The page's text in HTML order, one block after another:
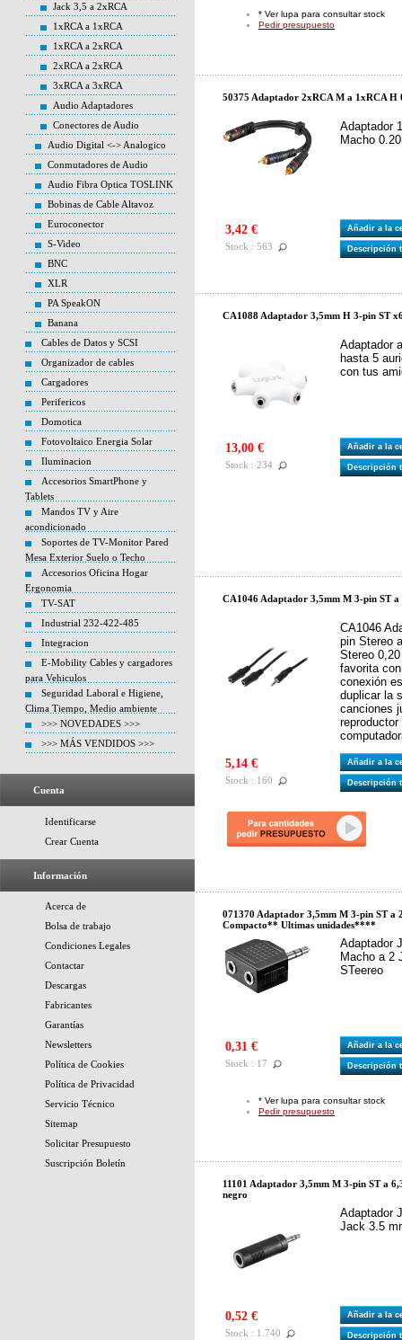
Jack 3,5 a 2xRCA
1xRCA a 1xRCA
1xRCA a 2xRCA
2xRCA a 2xRCA
3xRCA a 3xRCA
Audio Adaptadores
Conectores de Audio
Audio Digital <-> Analogico
Conmutadores de Audio
Audio Fibra Optica TOSLINK
Bobinas de Cable Altavoz
Euroconector
S-Video
BNC
XLR
PA SpeakON
Banana
Cables de Datos y SCSI
Organizador de cables
Cargadores
Perifericos
Domotica
Fotovoltaico Energia Solar
Iluminacion
Accesorios SmartPhone y
Tablets
Mandos TV y Aire
acondicionado
Soportes de TV-Monitor Pared
Mesa Exterior Suelo o Techo
Accesorios Oficina Hogar
Ergonomia
TV-SAT
Industrial 232-422-485
Integracion
E-Mobility Cables y cargadores
para Vehiculos
Seguridad Laboral e Higiene,
Clima Tiempo, Medio ambiente
>>> NOVEDADES >>>
>>> MÁS VENDIDOS >>>
Cuenta
Identificarse
Crear Cuenta
Información
Acerca de
Bolsa de trabajo
Condiciones Legales
Contactar
Descargas
Fabricantes
Garantías
Newsletters
Política de Cookies
Política de Privacidad
Servicio Técnico
Sitemap
Solicitar Presupuesto
Suscripción Boletín
* Ver lupa para consultar stock
Pedir presupuesto
50375 Adaptador 2xRCA M a 1xRCA
Adaptador
Macho
3,42 €
Stock : 563
Añadir a la
Descripción
CA1088 Adaptador 3,5mm H 3-pin ST
Adaptador
hasta 5
con tus
13,00 €
Stock : 234
Añadir a la
Descripción
CA1046 Adaptador 3,5mm M 3-pin ST
CA1046
pin Stereo
Stereo
favorita
conexión
duplicar la
canciones
5,14 €
Stock : 160
Añadir a la
Descripción
071370 Adaptador 3,5mm M 3-pin ST a
Compacto** Ultimas unidades****
Adaptador
Macho a 2
STeereo
0,31 €
Stock : 17
Añadir a la
Descripción
* Ver lupa para consultar stock
Pedir presupuesto
11101 Adaptador 3,5mm M 3-pin ST a
negro
Adaptador
Jack 3.5
0,52 €
Stock : 1.740
Añadir a la
Descripción